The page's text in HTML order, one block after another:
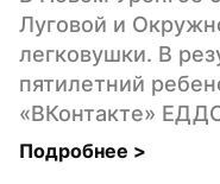
Луговой и
легковушки. В
пятилетний
«ВКонтакте»
Подробнее >